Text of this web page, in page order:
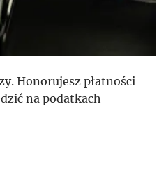
Honorujesz płatności
na podatkach